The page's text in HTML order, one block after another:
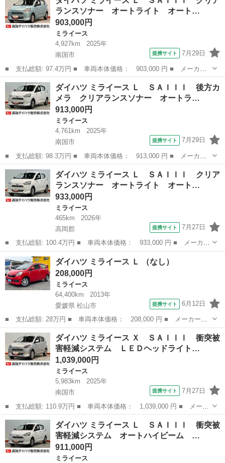
ＯＯ鑑定 車検Ｒ１０年５月７日 ナビ ワンセグ ＣＤ ＵＳＢ接
続 エアコン パ...ランスソナー オートライト オート…
903,000円
ミライース
4,927km
2025年
南国市
提携サイト 7月29日
■ 支払総額: 97.4万円 ■ 車両本体価格： 903,000 円 ■ メーカー
名： ダイハツ ■ 車種名： ミライース ■ グレード名： Ｌ Ｓ
ＡＩＩＩ クリアランスソナー オートライト オートハイビーム
衝突被害軽減...
高知 南国市 ミライース
ダイハツ ミライース Ｌ ＳＡＩＩＩ 後方カ
メラ クリアランスソナー オートラ…
913,000円
ミライース
4,761km
2025年
南国市
提携サイト 7月29日
■ 支払総額: 98.3万円 ■ 車両本体価格： 913,000 円 ■ メーカー
名： ダイハツ ■ 車種名： ミライース ■ グレード名： Ｌ Ｓ
ＡＩＩＩ 後方カメラ クリアランスソナー オートライト オート
ハイビーム衝...
高知 南国市 ミライース
ダイハツ ミライース Ｌ ＳＡＩＩＩ クリア
ランスソナー オートライト オート…
933,000円
ミライース
465km
2026年
高岡郡
提携サイト 7月27日
■ 支払総額: 100.4万円 ■ 車両本体価格： 933,000 円 ■ メーカー
名： ダイハツ ■ 車種名： ミライース ■ グレード名： Ｌ Ｓ
ＡＩＩＩ クリアランスソナー オートライト オートハイビーム
衝突被害軽...
高知 高岡郡 ミライース
ダイハツ ミライース Ｌ （なし）
208,000円
ミライース
64,400km
2013年
愛媛県 松山市
提携サイト 6月12日
■ 支払総額: 28万円 ■ 車両本体価格： 208,000 円 ■ メーカー
名： ダイハツ ■ 車種名： ミライース ■ グレード名： Ｌ ■
排気量： 660cc ■ ドア枚数： 5D ■ ミッション： インパネAT ...
愛媛 松山市 ミライース
ダイハツ ミライース Ｘ ＳＡＩＩＩ 衝突被
害軽減システム ＬＥＤヘッドライト…
1,039,000円
ミライース
5,983km
2025年
南国市
提携サイト 7月27日
■ 支払総額: 110.9万円 ■ 車両本体価格： 1,039,000 円 ■ メーカ
ー名： ダイハツ ■ 車種名： ミライース ■ グレード名： Ｘ
ＳＡＩＩＩ 衝突被害軽減システム ＬＥＤヘッドライト オートハ
イビーム...
高知 南国市 ミライース
ダイハツ ミライース Ｌ ＳＡＩＩＩ 衝突被
害軽減システム オートハイビーム …
911,000円
ミライース